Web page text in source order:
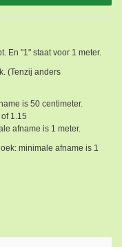
En "1" staat voor 1 meter.
(Tenzij anders
is 50 centimeter.
1.15
afname is 1 meter.
minimale afname is 1